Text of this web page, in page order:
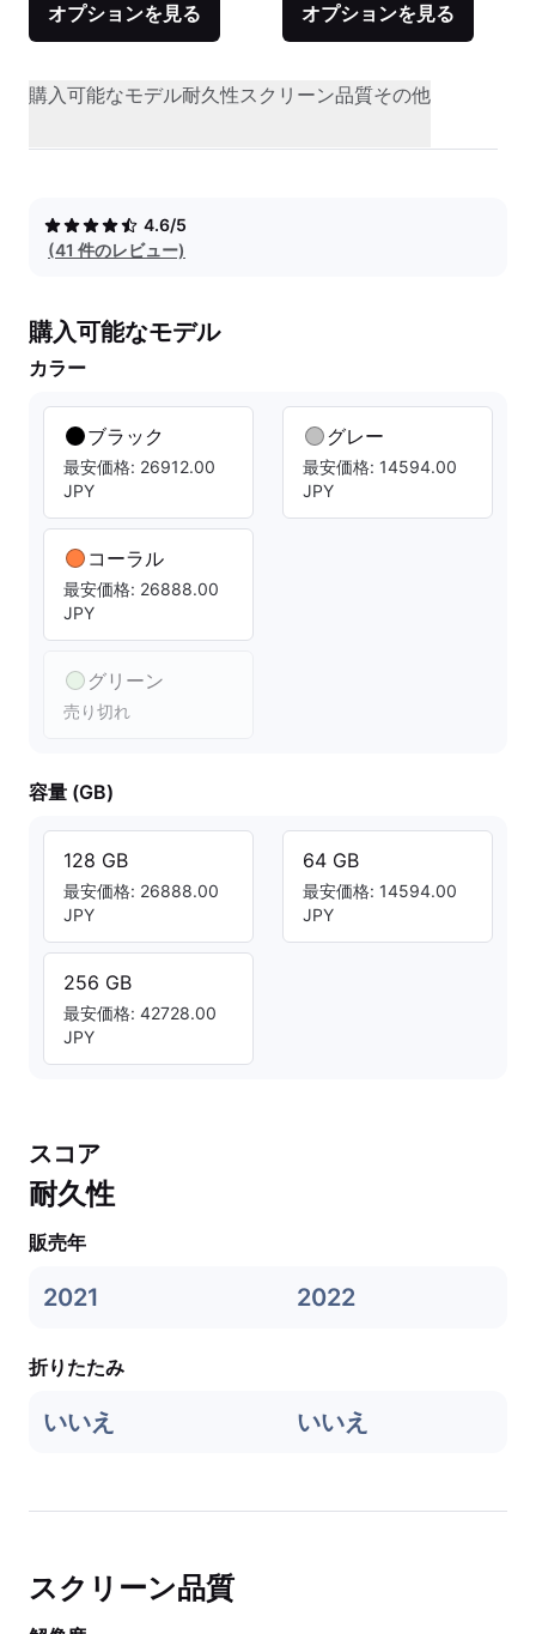
オプションを見る オプションを見る
購入可能なモデル耐久性スクリーン品質その他
4.6/5
(41 件のレビュー)
購入可能なモデル
カラー
ブラック
最安価格: 26912.00
JPY
コーラル
最安価格: 26888.00
JPY
グリーン
売り切れ
グレー
最安価格: 14594.00
JPY
容量 (GB)
128 GB
最安価格: 26888.00
JPY
256 GB
最安価格: 42728.00
JPY
64 GB
最安価格: 14594.00
JPY
スコア
耐久性
販売年
2021 2022
折りたたみ
いいえ いいえ
スクリーン品質